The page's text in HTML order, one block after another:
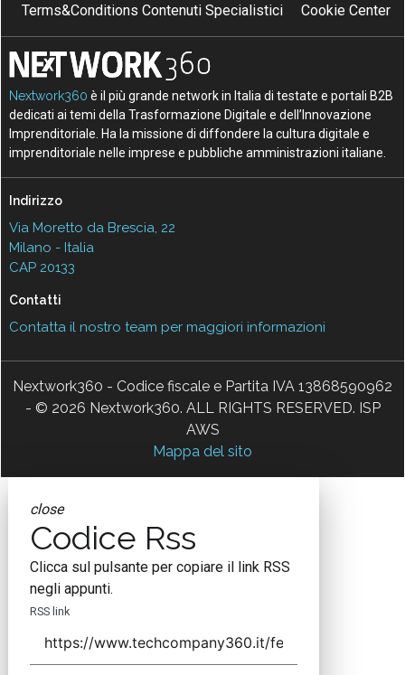
Terms&Conditions Contenuti Specialistici
Cookie Center
Nextwork360 è il più grande network in Italia di testate e portali B2B
dedicati ai temi della Trasformazione Digitale e dell’Innovazione
Imprenditoriale. Ha la missione di diffondere la cultura digitale e
imprenditoriale nelle imprese e pubbliche amministrazioni italiane.
Indirizzo
Via Moretto da Brescia, 22
Milano - Italia
CAP 20133
Contatti
Contatta il nostro team per maggiori informazioni
Nextwork360 - Codice fiscale e Partita IVA 13868590962
- © 2026 Nextwork360. ALL RIGHTS RESERVED. ISP
AWS
Mappa del sito
close
Codice Rss
Clicca sul pulsante per copiare il link RSS
negli appunti.
RSS link